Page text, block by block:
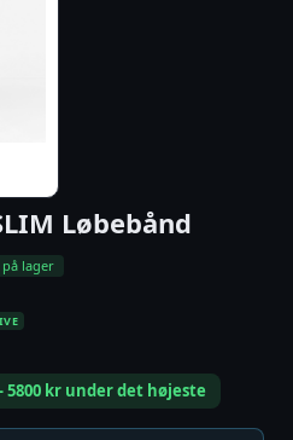
Løbebånd
på lager
kr under det højeste